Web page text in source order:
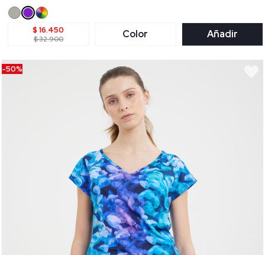
$ 16.450
$ 32.900 Color Añadir
-50%